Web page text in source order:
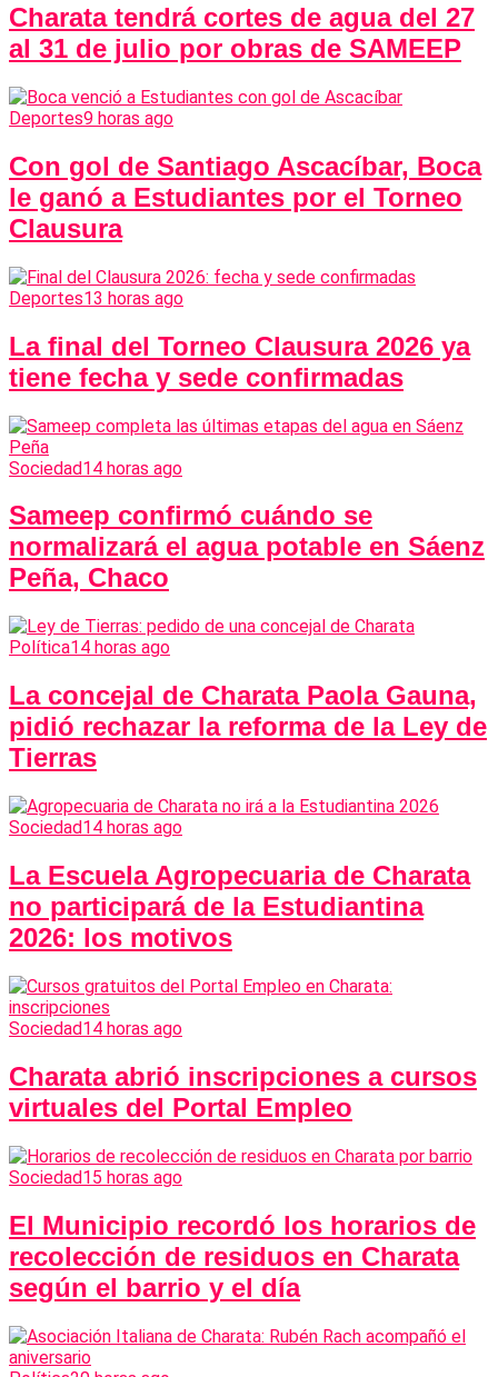
Charata tendrá cortes de agua del 27
al 31 de julio por obras de SAMEEP
Deportes9 horas ago
Con gol de Santiago Ascacíbar, Boca
le ganó a Estudiantes por el Torneo
Clausura
Deportes13 horas ago
La final del Torneo Clausura 2026 ya
tiene fecha y sede confirmadas
Sociedad14 horas ago
Sameep confirmó cuándo se
normalizará el agua potable en Sáenz
Peña, Chaco
Política14 horas ago
La concejal de Charata Paola Gauna,
pidió rechazar la reforma de la Ley de
Tierras
Sociedad14 horas ago
La Escuela Agropecuaria de Charata
no participará de la Estudiantina
2026: los motivos
Sociedad14 horas ago
Charata abrió inscripciones a cursos
virtuales del Portal Empleo
Sociedad15 horas ago
El Municipio recordó los horarios de
recolección de residuos en Charata
según el barrio y el día